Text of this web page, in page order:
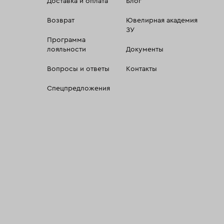
Возврат
Программа
лояльности
Вопросы и ответы
Спецпредложения
Ювелирная академия
ЗУ
Документы
Контакты